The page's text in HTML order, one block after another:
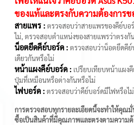
ของแท้และตรงกับความต้องการ
สายแพร : ตรวจสอบว่าสายแพรของคีย์บอ
ไม่, ตรวจสอบตำแหน่งของสายแพรว่าตรงกั
น็อตยึดคีย์บอร์ด : ตรวจสอบว่าน็อตยึดคี
เดียวกันหรือไม่
หน้าแผงคีย์บอร์ด : เปรียบเทียบหน้าแผง
ปุ่มที่เหมือนหรือต่างกันหรือไม่
ไฟบอร์ด : ตรวจสอบว่าคีย์บอร์ดมีไฟหรือไม่
การตรวจสอบทุกรายละเอียดนี้จะทำให้คุณ
ซื้อเป็นสินค้าที่มีคุณภาพและตรงตามความ